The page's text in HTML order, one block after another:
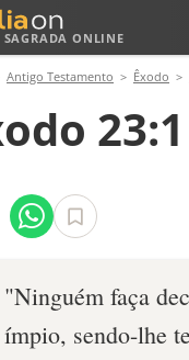
ONLINE
Antigo Testamento Êxodo
23:1
"Ninguém faça
ímpio, sendo-lhe